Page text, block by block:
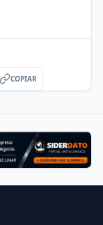
COPIAR